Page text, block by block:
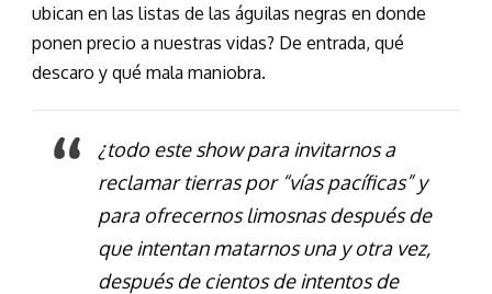
ubican en las listas de las águilas negras en donde
ponen precio a nuestras vidas? De entrada, qué
descaro y qué mala maniobra.
¿todo este show para invitarnos a
reclamar tierras por “vías pacíficas” y
para ofrecernos limosnas después de
que intentan matarnos una y otra vez,
después de cientos de intentos de